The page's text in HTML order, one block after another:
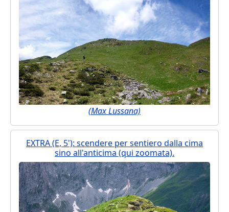
(Max Lussana)
EXTRA (E, 5'): scendere per sentiero dalla cima
sino all'anticima (qui zoomata).